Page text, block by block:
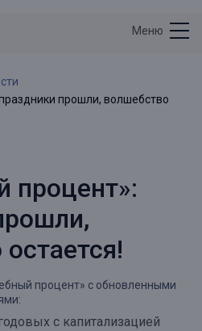
Меню
прошли, волшебство
процент»:
процент» с обновленными
с капитализацией